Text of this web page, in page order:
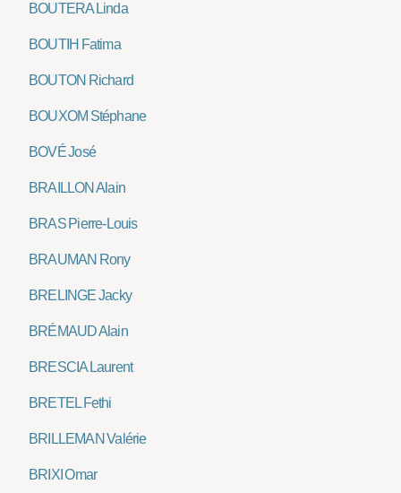
BOUTERA Linda
BOUTIH Fatima
BOUTON Richard
BOUXOM Stéphane
BOVÉ José
BRAILLON Alain
BRAS Pierre-Louis
BRAUMAN Rony
BRELINGE Jacky
BRÉMAUD Alain
BRESCIA Laurent
BRETEL Fethi
BRILLEMAN Valérie
BRIXI Omar